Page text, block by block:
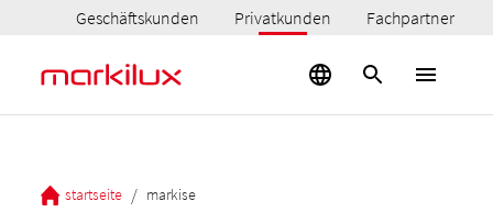
Geschäftskunden Privatkunden Fachpartner
startseite / markise